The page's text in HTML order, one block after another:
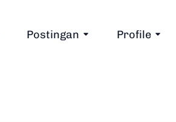
Postingan Profile